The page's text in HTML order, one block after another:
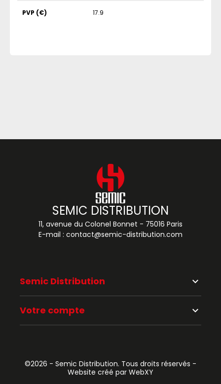
PVP (€) 17.9
Semic Distribution keyboard_arrow_down
Votre compte keyboard_arrow_down
SEMIC DISTRIBUTION
11, avenue du Colonel Bonnet - 75016 Paris
E-mail : contact@semic-distribution.com
©2026 - Semic Distribution. Tous droits réservés -
Website créé par WebXY